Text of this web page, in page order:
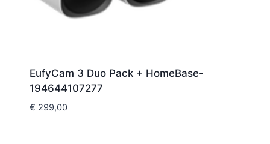
EufyCam 3 Duo Pack + HomeBase-
194644107277
€ 299,00